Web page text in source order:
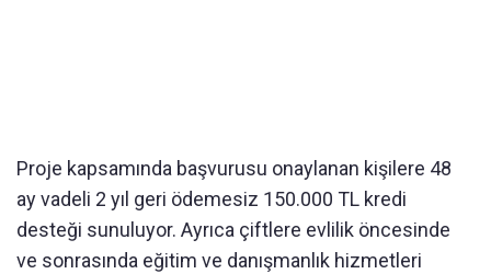
Proje kapsamında başvurusu onaylanan kişilere 48
ay vadeli 2 yıl geri ödemesiz 150.000 TL kredi
desteği sunuluyor. Ayrıca çiftlere evlilik öncesinde
ve sonrasında eğitim ve danışmanlık hizmetleri